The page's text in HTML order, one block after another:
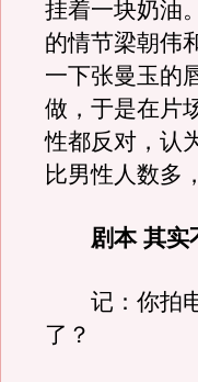
挂着一块奶油
的情节梁朝伟
一下张曼玉的
做，于是在片
性都反对，认
比男性人数多
剧本 其实
记：你拍电
了？